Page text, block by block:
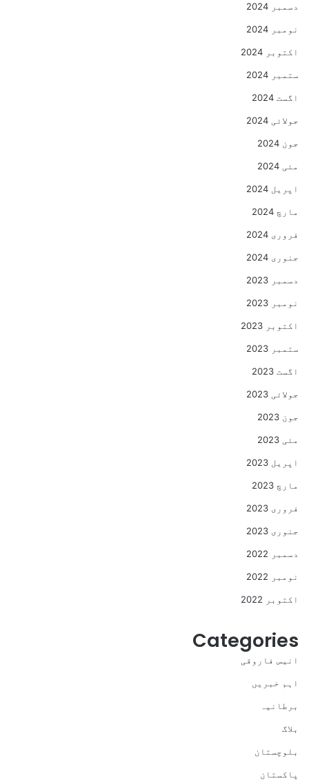
دسمبر 2024
نومبر 2024
اکتوبر 2024
ستمبر 2024
اگست 2024
جولائی 2024
جون 2024
مئی 2024
اپریل 2024
مارچ 2024
فروری 2024
جنوری 2024
دسمبر 2023
نومبر 2023
اکتوبر 2023
ستمبر 2023
اگست 2023
جولائی 2023
جون 2023
مئی 2023
اپریل 2023
مارچ 2023
فروری 2023
جنوری 2023
دسمبر 2022
نومبر 2022
اکتوبر 2022
Categories
انیس فاروقی
اہم خبریں
برطانیہ
بلاگ
بلوچستان
پاکستان